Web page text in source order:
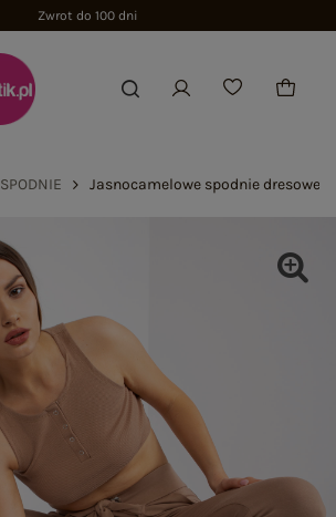
Zwrot do 100 dni
SPODNIE Jasnocamelowe spodnie dresowe z